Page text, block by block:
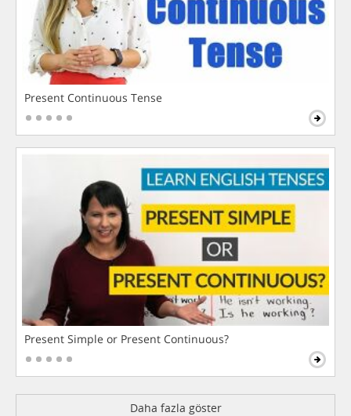
Present Continuous Tense
Present Simple or Present Continuous?
Daha fazla göster